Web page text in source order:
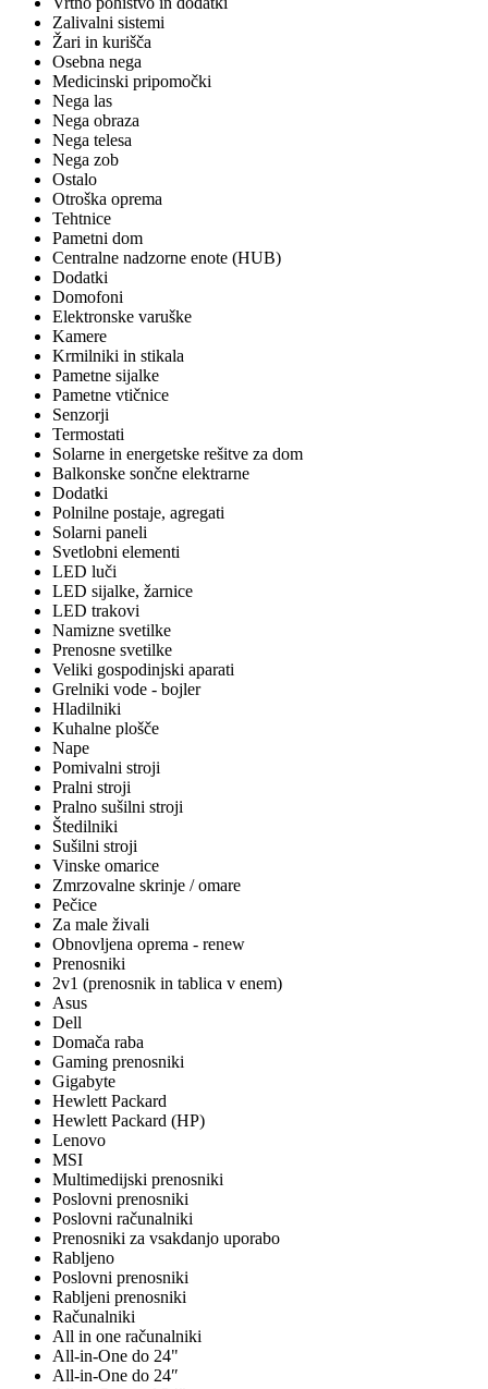
Zalivalni sistemi
Žari in kurišča
Osebna nega
Medicinski pripomočki
Nega las
Nega obraza
Nega telesa
Nega zob
Ostalo
Otroška oprema
Tehtnice
Pametni dom
Centralne nadzorne enote (HUB)
Dodatki
Domofoni
Elektronske varuške
Kamere
Krmilniki in stikala
Pametne sijalke
Pametne vtičnice
Senzorji
Termostati
Solarne in energetske rešitve za dom
Balkonske sončne elektrarne
Dodatki
Polnilne postaje, agregati
Solarni paneli
Svetlobni elementi
LED luči
LED sijalke, žarnice
LED trakovi
Namizne svetilke
Prenosne svetilke
Veliki gospodinjski aparati
Grelniki vode - bojler
Hladilniki
Kuhalne plošče
Nape
Pomivalni stroji
Pralni stroji
Pralno sušilni stroji
Štedilniki
Sušilni stroji
Vinske omarice
Zmrzovalne skrinje / omare
Pečice
Za male živali
Obnovljena oprema - renew
Prenosniki
2v1 (prenosnik in tablica v enem)
Asus
Dell
Domača raba
Gaming prenosniki
Gigabyte
Hewlett Packard
Hewlett Packard (HP)
Lenovo
MSI
Multimedijski prenosniki
Poslovni prenosniki
Poslovni računalniki
Prenosniki za vsakdanjo uporabo
Rabljeno
Poslovni prenosniki
Rabljeni prenosniki
Računalniki
All in one računalniki
All-in-One do 24"
All-in-One do 24″